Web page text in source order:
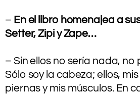
– En el libro homenajea a
Setter, Zipi y Zape…
– Sin ellos no sería nada,
Sólo soy la cabeza; ellos,
piernas y mis músculos. En